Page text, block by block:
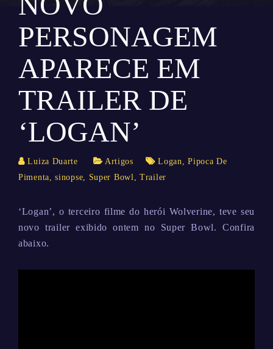
PERSONAGEM
APARECE EM
TRAILER DE
‘LOGAN’
Luiza Duarte Artigos Logan,Pipoca De
Pimenta,sinopse, Super Bowl,Trailer
‘Logan’, o terceiro filme do herói Wolverine, teve seu
novo trailer exibido ontem no Super Bowl. Confira
abaixo.